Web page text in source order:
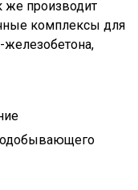
же производит
комплексы для
железобетона,